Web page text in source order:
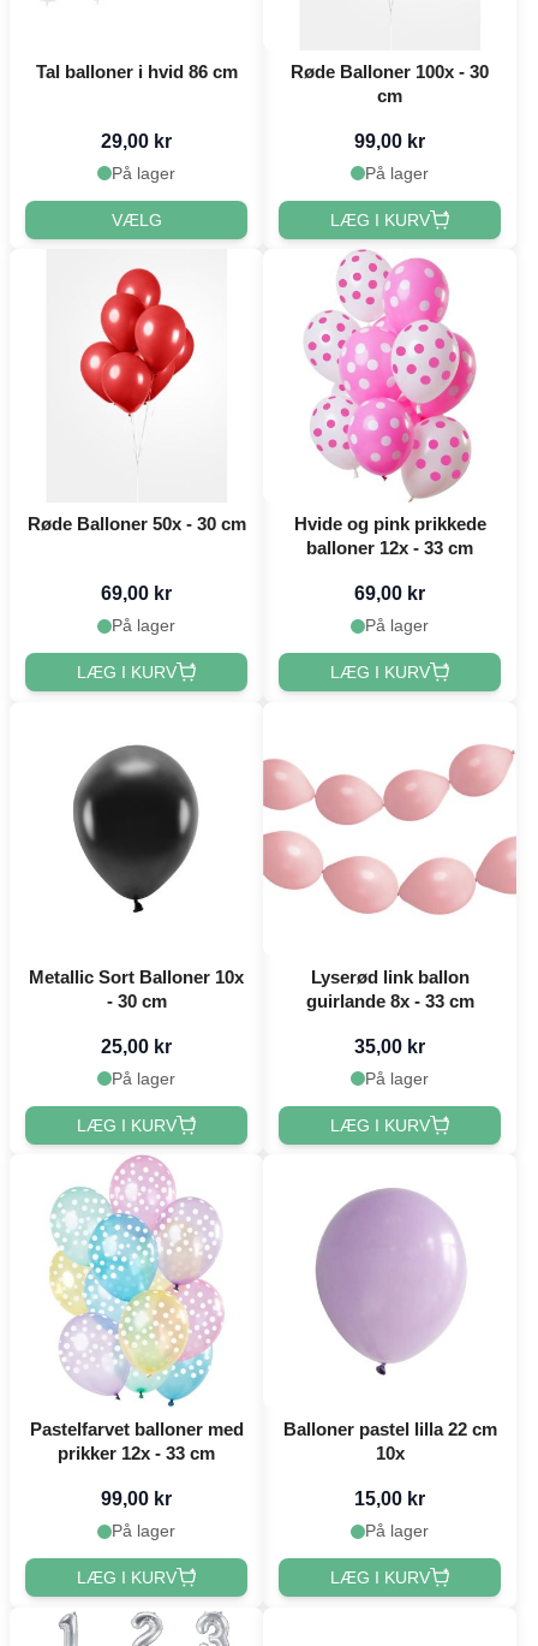
Tal balloner i hvid 86 cm
29,00 kr
På lager
VÆLG
Røde Balloner 100x - 30
cm
99,00 kr
På lager
LÆG I KURV
Røde Balloner 50x - 30 cm
69,00 kr
På lager
LÆG I KURV
Hvide og pink prikkede
balloner 12x - 33 cm
69,00 kr
På lager
LÆG I KURV
Metallic Sort Balloner 10x
- 30 cm
25,00 kr
På lager
LÆG I KURV
Lyserød link ballon
guirlande 8x - 33 cm
35,00 kr
På lager
LÆG I KURV
Pastelfarvet balloner med
prikker 12x - 33 cm
99,00 kr
På lager
LÆG I KURV
Balloner pastel lilla 22 cm
10x
15,00 kr
På lager
LÆG I KURV